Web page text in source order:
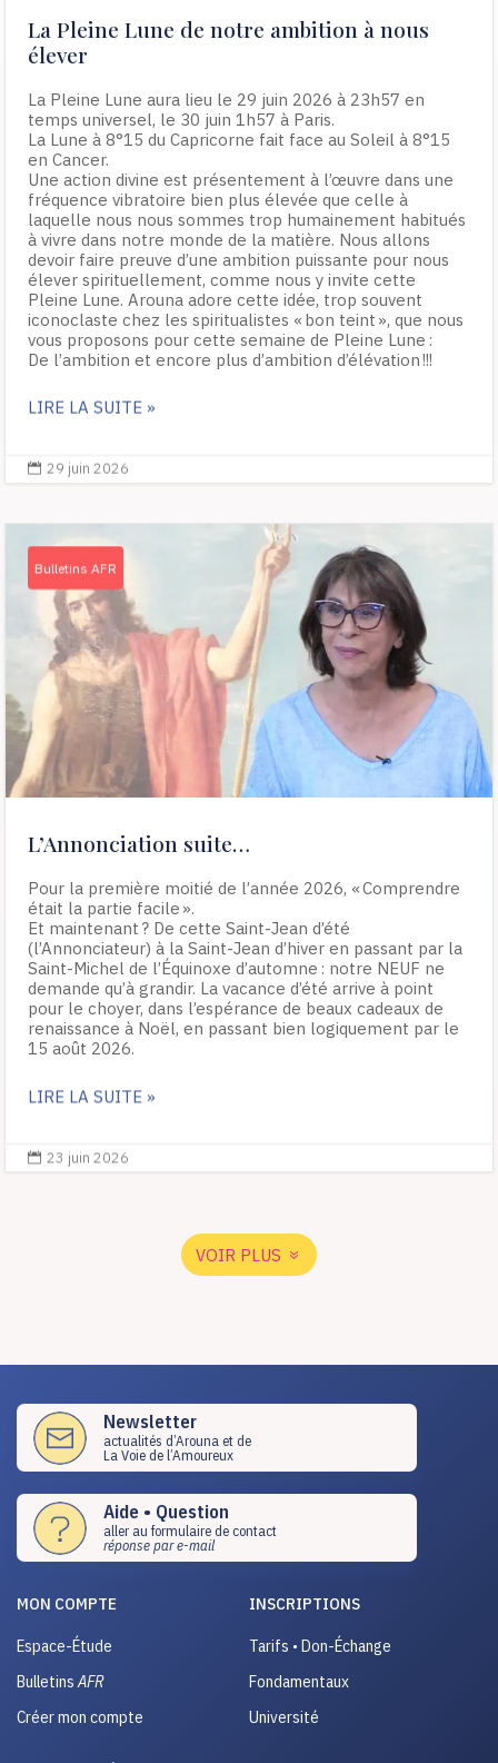
La Pleine Lune de notre ambition à nous
élever
La Pleine Lune aura lieu le 29 juin 2026 à 23h57 en
temps universel, le 30 juin 1h57 à Paris.
La Lune à 8°15 du Capricorne fait face au Soleil à 8°15
en Cancer.
Une action divine est présentement à l’œuvre dans une
fréquence vibratoire bien plus élevée que celle à
laquelle nous nous sommes trop humainement habitués
à vivre dans notre monde de la matière. Nous allons
devoir faire preuve d’une ambition puissante pour nous
élever spirituellement, comme nous y invite cette
Pleine Lune. Arouna adore cette idée, trop souvent
iconoclaste chez les spiritualistes « bon teint », que nous
vous proposons pour cette semaine de Pleine Lune :
De l’ambition et encore plus d’ambition d’élévation !!!
LIRE LA SUITE »
 29 juin 2026
Bulletins AFR
L’Annonciation suite…
Pour la première moitié de l’année 2026, « Comprendre
était la partie facile ».
Et maintenant ? De cette Saint-Jean d’été
(l’Annonciateur) à la Saint-Jean d’hiver en passant par la
Saint-Michel de l’Équinoxe d’automne : notre NEUF ne
demande qu’à grandir. La vacance d’été arrive à point
pour le choyer, dans l’espérance de beaux cadeaux de
renaissance à Noël, en passant bien logiquement par le
15 août 2026.
LIRE LA SUITE »
 23 juin 2026
VOIR PLUS
INSCRIPTIONS
Tarifs • Don-Échange
Fondamentaux
Université
MON COMPTE
Espace-Étude
BulletinsAFR
Créer mon compte
Newsletter
actualités d’Arouna et de
La Voie de l’Amoureux
Aide • Question
aller au formulaire de contact
réponse par e-mail